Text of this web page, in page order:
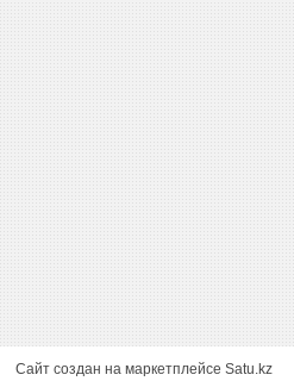
Сайт создан на маркетплейсе Satu.kz